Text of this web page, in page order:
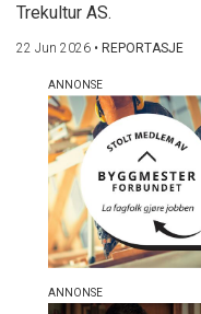
Trekultur AS.
22 Jun 2026 • REPORTASJE